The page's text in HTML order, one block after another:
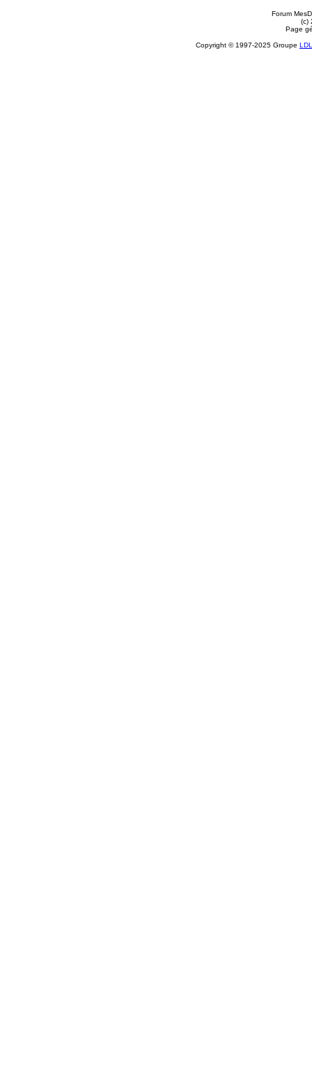
Forum
(c)
Page
Copyright © 1997-2025 Groupe